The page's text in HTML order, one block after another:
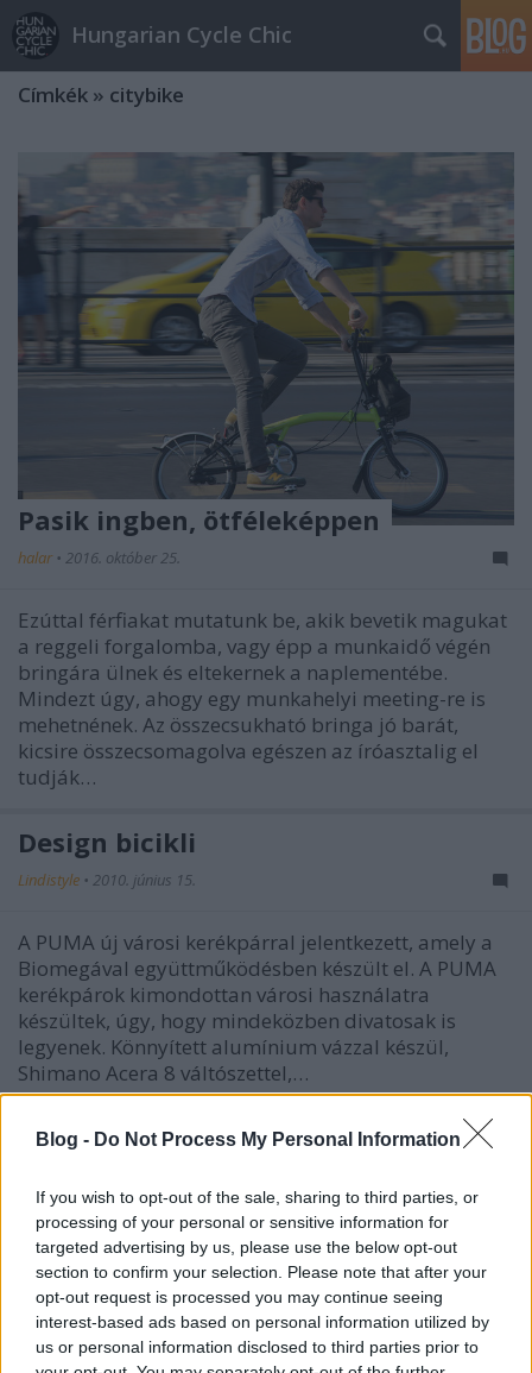
Blog - Do Not Process My Personal Information
If you wish to opt-out of the sale, sharing to third parties, or
processing of your personal or sensitive information for
targeted advertising by us, please use the below opt-out
section to confirm your selection. Please note that after your
opt-out request is processed you may continue seeing
interest-based ads based on personal information utilized by
us or personal information disclosed to third parties prior to
Hungarian Cycle Chic
Címkék » citybike
Pasik ingben, ötféleképpen
halar • 2016. október 25.
Ezúttal férfiakat mutatunk be, akik bevetik magukat
a reggeli forgalomba, vagy épp a munkaidő végén
bringára ülnek és eltekernek a naplementébe.
Mindezt úgy, ahogy egy munkahelyi meeting-re is
mehetnének. Az összecsukható bringa jó barát,
kicsire összecsomagolva egészen az íróasztalig el
tudják…
Design bicikli
Lindistyle • 2010. június 15.
A PUMA új városi kerékpárral jelentkezett, amely a
Biomegával együttműködésben készült el. A PUMA
kerékpárok kimondottan városi használatra
készültek, úgy, hogy mindeközben divatosak is
legyenek. Könnyített alumínium vázzal készül,
Shimano Acera 8 váltószettel,…
Franz Ferdinand bringázik
LaCitta (törölt) 2010. február 26.
Fotó:Gaze A fiúk tegnapi helyszínelésének termését
nézegetve megakadt a szemem a jól fésült (igen ez
valami menő fazon, aminek neve is van, de még nem
jegyeztem meg. Ja súgnak: Hindenburg. Szóval